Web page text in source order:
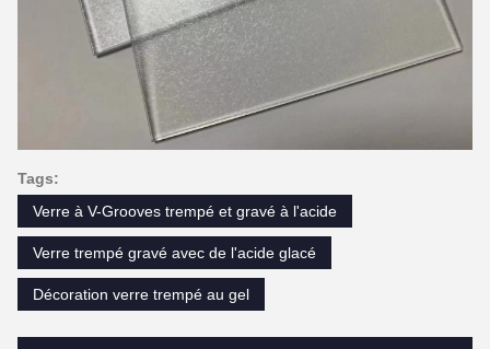
Tags:
Verre à V-Grooves trempé et gravé à l'acide
Verre trempé gravé avec de l'acide glacé
Décoration verre trempé au gel